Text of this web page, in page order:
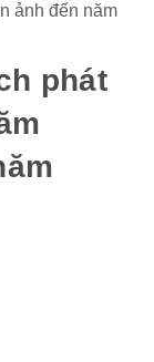
ảnh đến năm
phát